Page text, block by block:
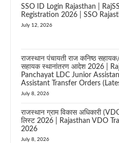
SSO ID Login Rajasthan |
Registration 2026 | SSO
July 12, 2026
राजस्थान पंचायती राज कनिष्ठ सहायक/
सहायक स्थानांतरण आदेश 2026 |
Panchayat LDC Junior
Assistant Transfer Orders
July 8, 2026
राजस्थान ग्राम विकास अधिकारी
लिस्ट 2026 | Rajasthan VDO
2026
July 8, 2026